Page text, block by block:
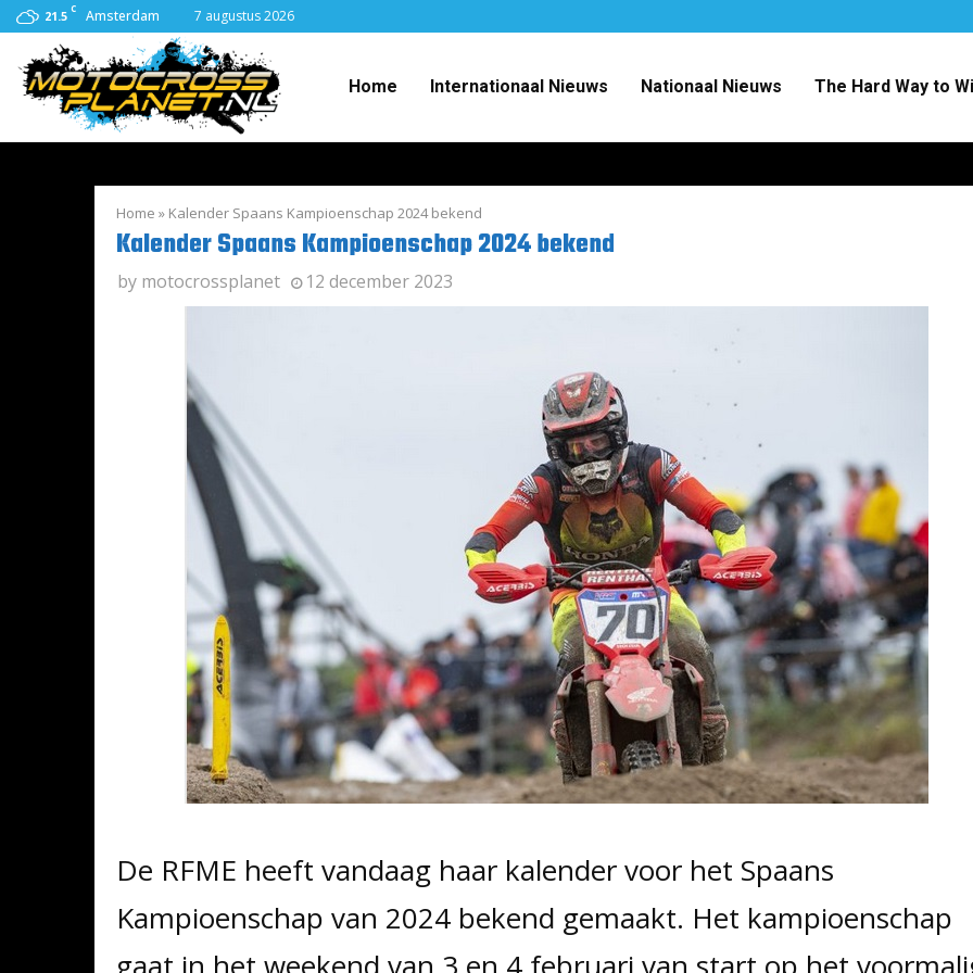
21.5 C Amsterdam 7 augustus 2026
Home Internationaal Nieuws Nationaal Nieuws The Hard Way to
Home » Kalender Spaans Kampioenschap 2024 bekend
Kalender Spaans Kampioenschap 2024 bekend
by motocrossplanet 12 december 2023
De RFME heeft vandaag haar kalender voor het Spaans
Kampioenschap van 2024 bekend gemaakt. Het kampioenschap
gaat in het weekend van 3 en 4 februari van start op het